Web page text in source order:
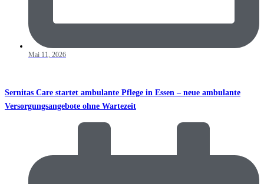
Mai 11, 2026
Sernitas Care startet ambulante Pflege in Essen – neue ambulante
Versorgungsangebote ohne Wartezeit